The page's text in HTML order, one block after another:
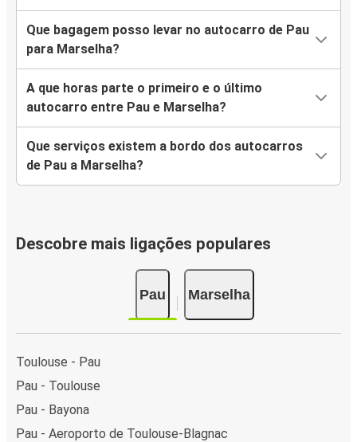
Que bagagem posso levar no autocarro de Pau
para Marselha?
A que horas parte o primeiro e o último
autocarro entre Pau e Marselha?
Que serviços existem a bordo dos autocarros
de Pau a Marselha?
Descobre mais ligações populares
Pau Marselha
Toulouse - Pau
Pau - Toulouse
Pau - Bayona
Pau - Aeroporto de Toulouse-Blagnac